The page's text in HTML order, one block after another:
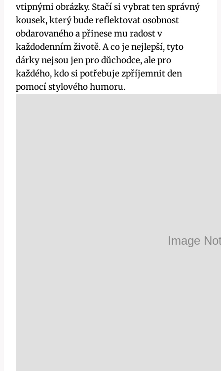
vtipnými obrázky. Stačí si vybrat ten správný
kousek, který bude reflektovat osobnost
obdarovaného a přinese mu radost v
každodenním životě. A co je nejlepší, tyto
dárky nejsou jen pro důchodce, ale pro
každého, kdo si potřebuje zpříjemnit den
pomocí stylového humoru.